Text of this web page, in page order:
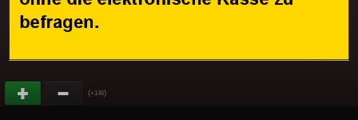
(+146)